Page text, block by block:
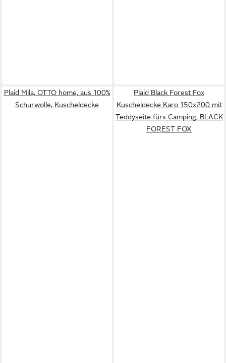
Plaid Mila, OTTO home, aus 100%
Schurwolle, Kuscheldecke
Plaid Black Forest Fox
Kuscheldecke Karo 150x200 mit
Teddyseite fürs Camping, BLACK
FOREST FOX